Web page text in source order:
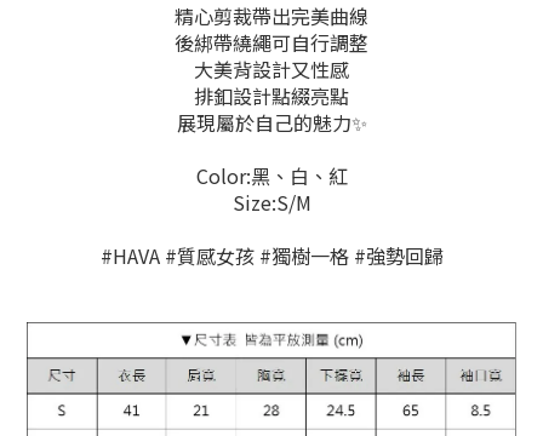
精心剪裁帶出完美曲線
後綁帶繞繩可自行調整
大美背設計又性感
排釦設計點綴亮點
展現屬於自己的魅力✨
Color:黑、白、紅
Size:S/M
#HAVA #質感女孩 #獨樹一格 #強勢回歸